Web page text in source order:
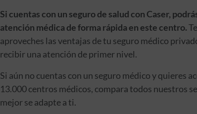
Si cuentas con un seguro de salud con Caser,
atención médica de forma rápida en este centro.
aproveches las ventajas de tu seguro médico
recibir una atención de primer nivel.
Si aún no cuentas con un seguro médico y quieres
13.000 centros médicos, compara todos nuestros
mejor se adapte a ti.